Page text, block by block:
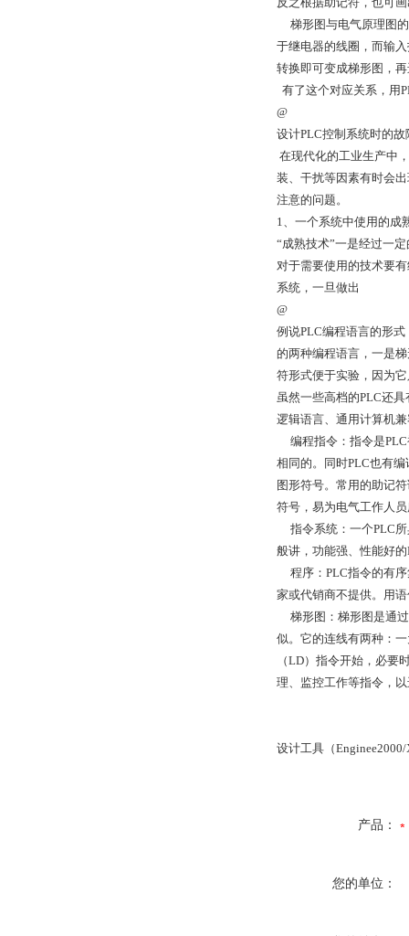
梯形图与电气原理图的
于继电器的线圈，而输
转换即可变成梯形图，
有了这个对应关系，用
@
设计PLC控制系统时的故
在现代化的工业生产中
装、干扰等因素有时会
注意的问题。
1、一个系统中使用的成
“成熟技术”一是经过一
对于需要使用的技术要
系统，一旦做出
@
例说PLC编程语言的形式
的两种编程语言，一是
符形式便于实验，因为
虽然一些高档的PLC还
逻辑语言、通用计算机
编程指令：指令是PLC
相同的。同时PLC也有
图形符号。常用的助记
符号，易为电气工作人
指令系统：一个PLC所
般讲，功能强、性能好
程序：PLC指令的有序
家或代销商不提供。用
梯形图：梯形图是通过
似。它的连线有两种：
（LD）指令开始，必
理、监控工作等指令，
设计工具（Enginee2000/
产品：
您的单位：